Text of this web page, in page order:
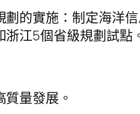
的實施：制定海洋
江5個省級規劃試點
量發展。